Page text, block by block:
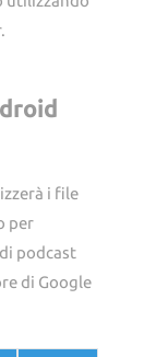
i file
per
podcast
di Google